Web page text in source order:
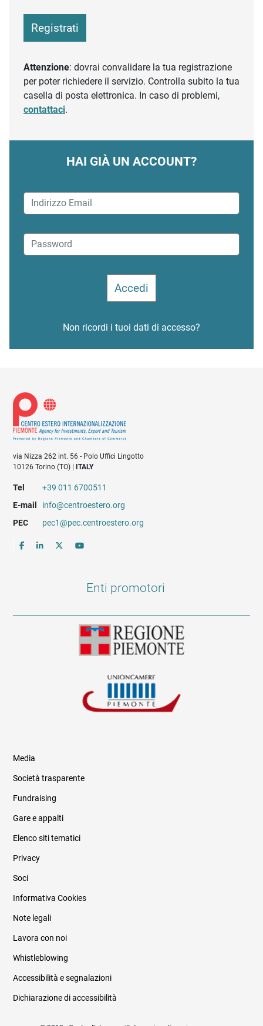
Registrati
Attenzione: dovrai convalidare la tua registrazione
per poter richiedere il servizio. Controlla subito la tua
casella di posta elettronica. In caso di problemi,
contattaci.
HAI GIÀ UN ACCOUNT?
Non ricordi i tuoi dati di accesso?
via Nizza 262 int. 56 - Polo Uffici Lingotto
10126 Torino (TO) |
ITALY
Tel
+39 011 6700511
E-mail
info@centroestero.org
PEC
pec1@pec.centroestero.org
Enti promotori
Informazioni legali e trasparenza
Media
Società trasparente
Fundraising
Gare e appalti
Elenco siti tematici
Privacy
Soci
Informativa Cookies
Note legali
Lavora con noi
Whistleblowing
Accessibilità e segnalazioni
Dichiarazione di accessibilità